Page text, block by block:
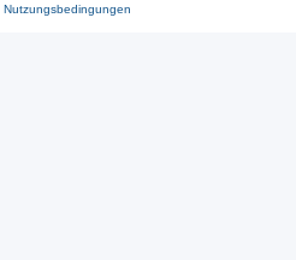
Nutzungsbedingungen